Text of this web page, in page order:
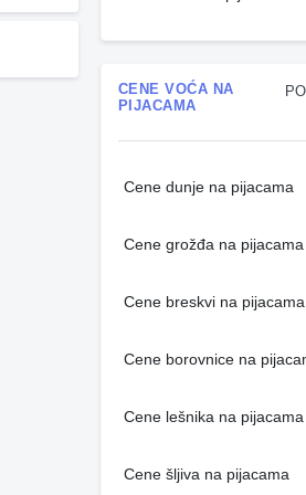
CENE VOĆA NA
PIJACAMA
Cene dunje na pijacama
Cene grožđa na pijacama
Cene breskvi na pijacama
Cene borovnice na
Cene lešnika na pijacama
Cene šljiva na pijacama